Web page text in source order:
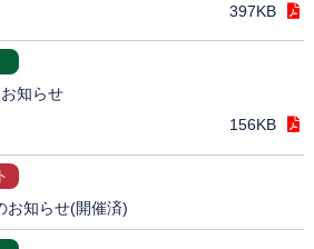
397KB
知らせ
156KB
お知らせ(開催済)